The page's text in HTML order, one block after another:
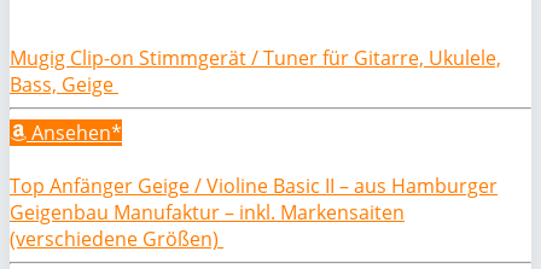
Mugig Clip-on Stimmgerät / Tuner für Gitarre, Ukulele,
Bass, Geige
Ansehen*
Top Anfänger Geige / Violine Basic II – aus Hamburger
Geigenbau Manufaktur – inkl. Markensaiten
(verschiedene Größen)